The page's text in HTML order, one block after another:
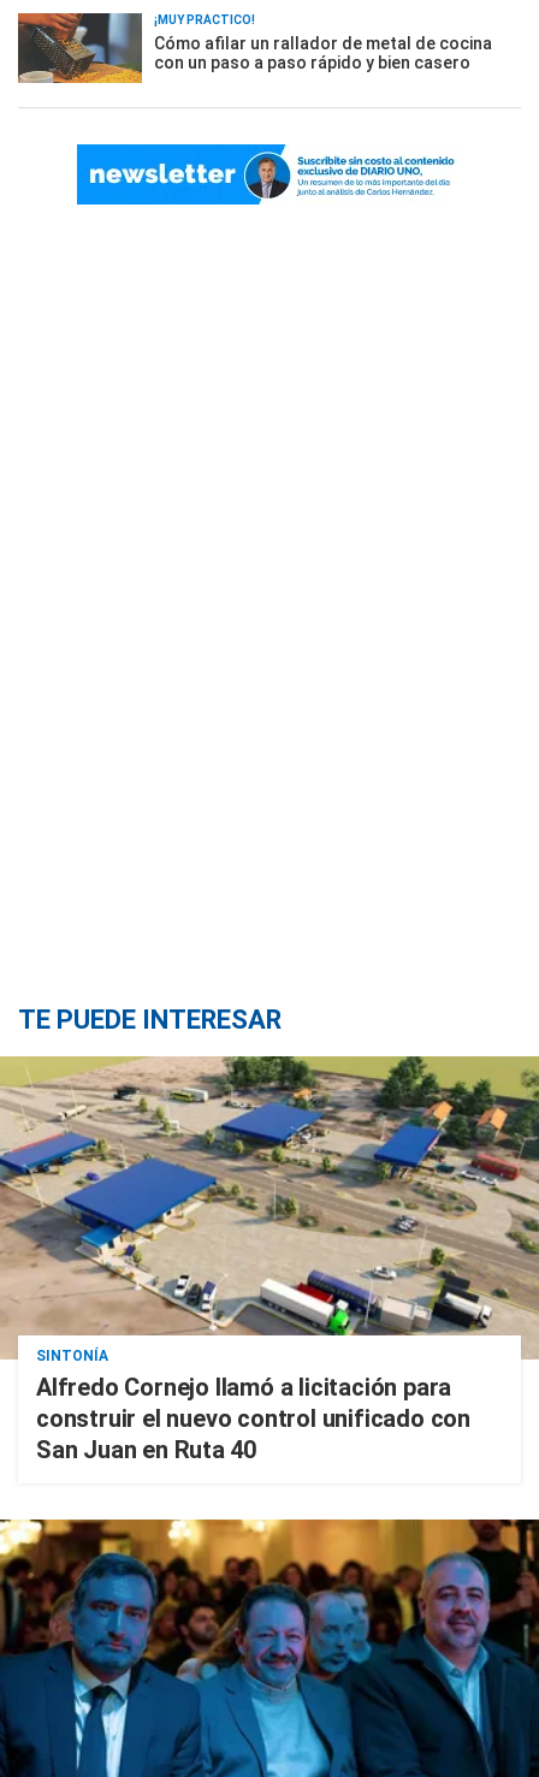
¡MUY PRÁCTICO!
Cómo afilar un rallador de metal de cocina
con un paso a paso rápido y bien casero
TE PUEDE INTERESAR
SINTONÍA
Alfredo Cornejo llamó a licitación para
construir el nuevo control unificado con
San Juan en Ruta 40